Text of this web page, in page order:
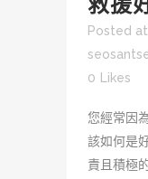
Posted
0 Likes
您經常因
該如何是
責且積極